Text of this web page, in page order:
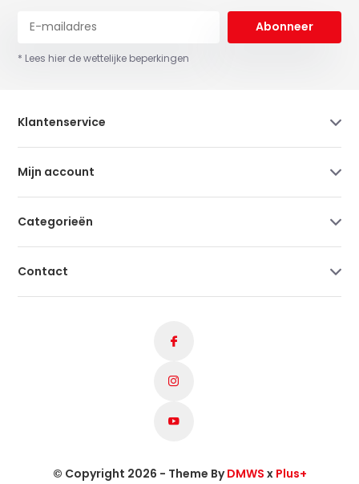
Abonneer
* Lees hier de wettelijke beperkingen
Klantenservice
Mijn account
Categorieën
Contact
© Copyright 2026 - Theme ByDMWS x Plus+